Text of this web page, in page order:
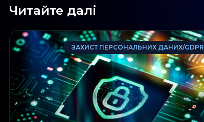
Читайте далі
ЗАХИСТ ПЕРСОНАЛЬНИХ ДАНИХ/GDPR